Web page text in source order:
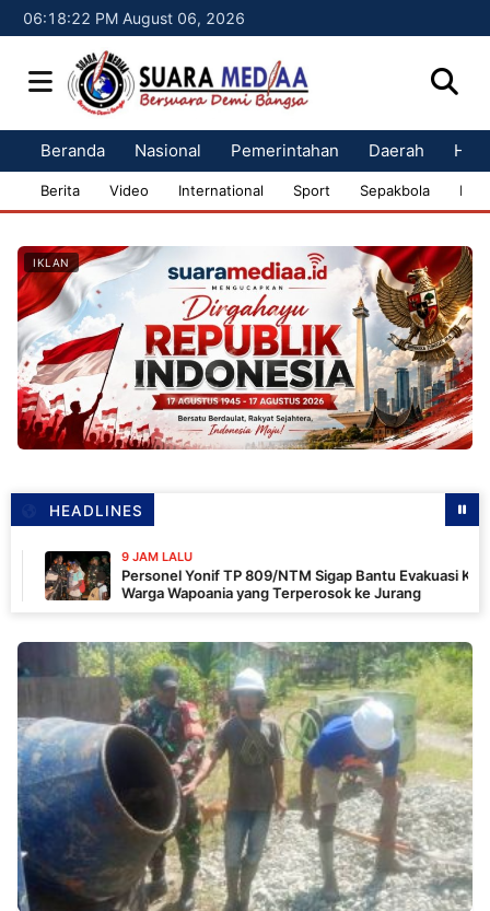
06:18:23 PM August 06, 2026
Beranda Nasional Pemerintahan Daerah
Berita Video International Sport Sepakbola
IKLAN
HEADLINES
9 JAM LALU
Personel Yonif TP 809/NTM Sigap Bantu Evakuasi Kendaraan
Warga Wapoania yang Terperosok ke Jurang